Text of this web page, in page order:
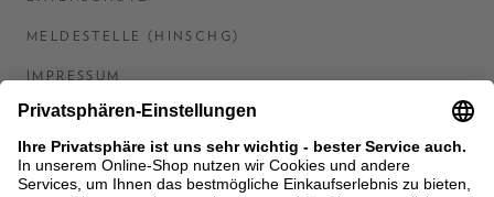
MELDESTELLE (HINSCHG)
IMPRESSUM
BARRIEREFREIHEITSERKLÄRUNG
KONTAKT